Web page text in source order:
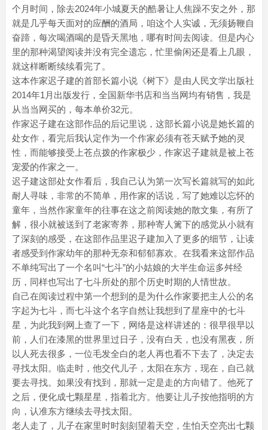
个月时间，除去2024年小城夏天的酷暑让人焦躁不安之外，那
就是几乎每天面对的应酬的酒局，咱这个人实诚，无须扬鞭自
奋蹄，每次喝酒喝的是昏天黑地，哪有时间去阅读。但是内心
里的那种渴望阅读并没有完全遗忘，忙里偷闲还是看上几眼，
就这样断断续续看完了。
这本作家迟子建的首部长篇小说《树下》是由人民文学出版社
2014年1月出版发行，全国新华书店和当当网均有销售，我是
从当当网买的，每本单价32元。
作家迟子建在这部作品的后记里说，这部长篇小说是她长篇的
处女作，看完后我认定作为一个作家必须有苍天赋予她的灵
性，而能够接受上苍点拨的作家极少，作家迟子建就是被上苍
宠爱的作家之一。
迟子建这部处女作看后，我自己认为第一次写长篇就写的如此
耐人寻味，非常的不简单，用作家的话说，写了她难以忘怀的
童年，当然作家童年的往事在这之前阅读她的散文集，有所了
解，很小就被送到了老家寄养，那种寄人篱下的感觉从小就有
了深刻的感受，在这部作品里迟子建加入了更多的细节，让读
者感受到作家幼年的那种无奈和郁郁寡欢。在我看来这部作品
不单纯写出了一个名叫“七斗”的小姑娘的大半生命运多舛经
历，同样也写出了七斗所处的那个历史时期的人情世故。
自己在阅读过程中第一个想到的是为什么作家要把主人公的名
字起为七斗，而七斗这个名字自然让我想到了星座中的七斗
星，为此我到网上查了一下，网络是这样讲述的：很早很早以
前，人们在漆黑的世界里过日子，没有白天，也没有黑夜，所
以人死去很多，一位毛发全白的老人再也看不下去了，决定去
寻找太阳。临走时，他交代儿子，太阳在东方，现在，自己就
要去寻找。如果没有找到，那就一定是走的方向错了。他死了
之后，便化成七颗星星，指着北方。他要让儿子按他指明的方
向，认准东方继续去寻找太阳。
老人走了，儿子在家里时时刻刻望着天空，生怕天空亮出七颗